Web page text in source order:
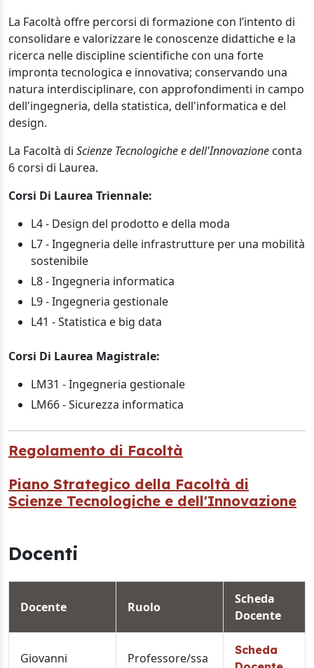
La Facoltà offre percorsi di formazione con l’intento di
consolidare e valorizzare le conoscenze didattiche e la
ricerca nelle discipline scientifiche con una forte
impronta tecnologica e innovativa; conservando una
natura interdisciplinare, con approfondimenti in campo
dell'ingegneria, della statistica, dell'informatica e del
design.
La Facoltà di Scienze Tecnologiche e dell'Innovazione conta
6 corsi di Laurea.
Corsi Di Laurea Triennale:
L4 - Design del prodotto e della moda
L7 - Ingegneria delle infrastrutture per una mobilità
sostenibile
L8 - Ingegneria informatica
L9 - Ingegneria gestionale
L41 - Statistica e big data
Corsi Di Laurea Magistrale:
LM31 - Ingegneria gestionale
LM66 - Sicurezza informatica
Regolamento di Facoltà
Piano Strategico della Facoltà di
Scienze Tecnologiche e dell'Innovazione
Docenti
Docente Ruolo
Scheda
Docente
Giovanni
Professore/ssa
Scheda